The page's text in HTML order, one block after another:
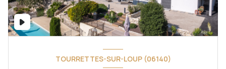
TOURRETTES-SUR-LOUP (06140)